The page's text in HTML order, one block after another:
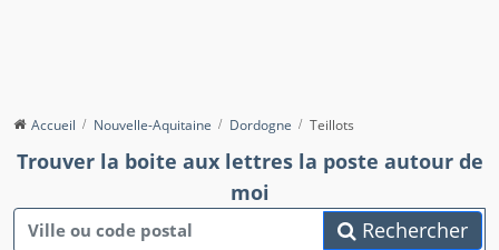
Accueil Nouvelle-Aquitaine Dordogne Teillots
Trouver la boite aux lettres la poste autour de
moi
Rechercher